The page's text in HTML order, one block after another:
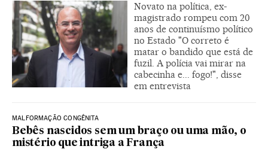
Novato na política, ex-
magistrado rompeu com 20
anos de continuísmo político
no Estado "O correto é
matar o bandido que está de
fuzil. A polícia vai mirar na
cabecinha e... fogo!", disse
em entrevista
MALFORMAÇÃO CONGÊNITA
Bebês nascidos sem um braço ou uma mão, o
mistério que intriga a França